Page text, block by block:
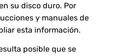
su disco duro. Por
y manuales de
esta información.
posible que se